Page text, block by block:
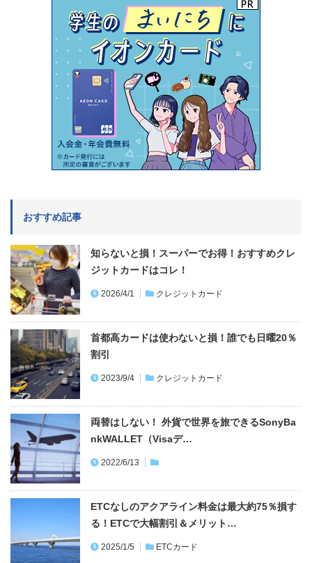
おすすめ記事
知らないと損！スーパーでお得！おすすめクレ
ジットカードはコレ！
2026/4/1 クレジットカード
首都高カードは使わないと損！誰でも日曜20％
割引
2023/9/4 クレジットカード
両替はしない！ 外貨で世界を旅できるSonyBa
nkWALLET（Visaデ…
2022/6/13
ETCなしのアクアライン料金は最大約75％損す
る！ETCで大幅割引＆メリット…
2025/1/5 ETCカード